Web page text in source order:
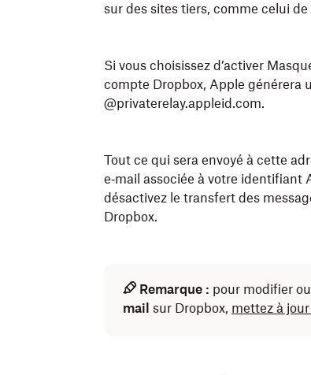
ChoisissezPartager mon
L’optionPartager mon
L’optionMasquer mon
Dropbox.
En cas de plantage de votre
suivant à nouveau ces
sur des sites tiers, comme celui
Si vous choisissez d’activer
compte Dropbox, Apple générera
@privaterelay.appleid.com.
Tout ce qui sera envoyé à cette
e‑mail associée à votre identifiant
désactivez le transfert des
Dropbox.
Remarque : pour modifier
mail sur Dropbox, mettez à